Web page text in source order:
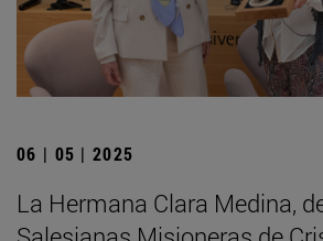
06 | 05 | 2025
La Hermana Clara Medina,